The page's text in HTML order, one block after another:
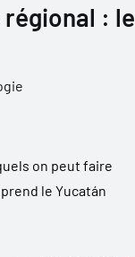
: le
on peut faire
le Yucatán